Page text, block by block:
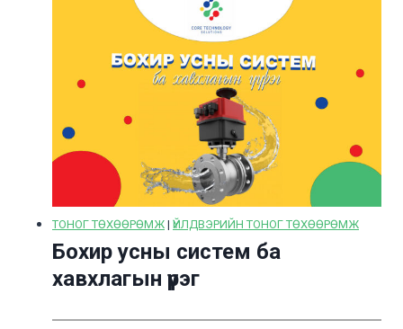
ТОНОГ ТӨХӨӨРӨМЖ | ҮЙЛДВЭРИЙН ТОНОГ ТӨХӨӨРӨМЖ
Бохир усны систем ба
хавхлагын үүрэг